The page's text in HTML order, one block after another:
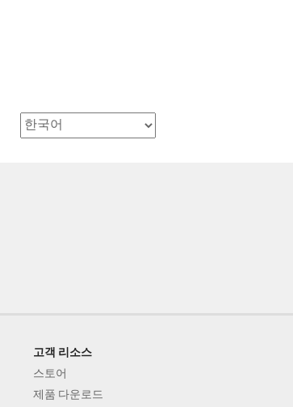
고객 리소스
스토어
제품 다운로드